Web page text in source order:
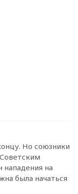
Но союзники
нападения на
была начаться